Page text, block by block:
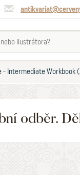
- Intermediate Workbook
odběr.